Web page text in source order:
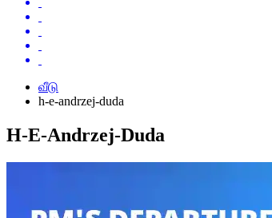
வீடு
h-e-andrzej-duda
H-E-Andrzej-Duda